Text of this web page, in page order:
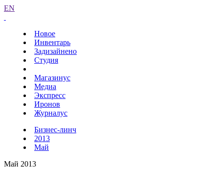
EN
Новое
Инвентарь
Задизайнено
Студия
Магазинус
Медиа
Экспресс
Иронов
Журналус
Бизнес-линч
2013
Май
Май 2013